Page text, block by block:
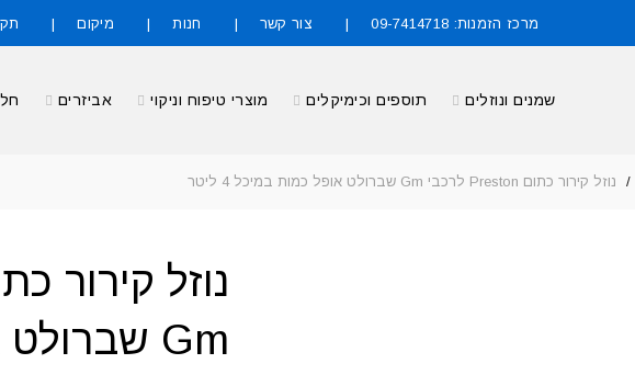
מרכז הזמנות: 09-7414718 צור קשר חנות מיקום
שמנים ונוזלים תוספים וכימיקלים מוצרי טיפוח וניקוי אביזרים
נוזל קירור כתום Preston לרכבי Gm שברולט אופל כמות במיכל 4 ליטר